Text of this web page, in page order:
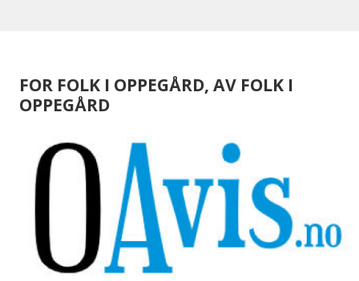
FOR FOLK I OPPEGÅRD, AV FOLK I
OPPEGÅRD